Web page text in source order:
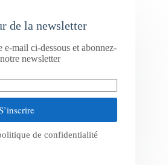
de la newsletter
e-mail ci-dessous et abonnez-
newsletter
de confidentialité